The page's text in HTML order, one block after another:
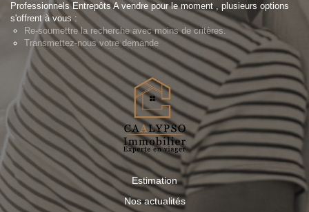
Professionnels Entrepôts A vendre pour le moment , plusieurs options
s'offrent à vous :
Re-soumettre la recherche avec moins de critères.
Transmettez-nous votre demande
Estimation
Nos actualités